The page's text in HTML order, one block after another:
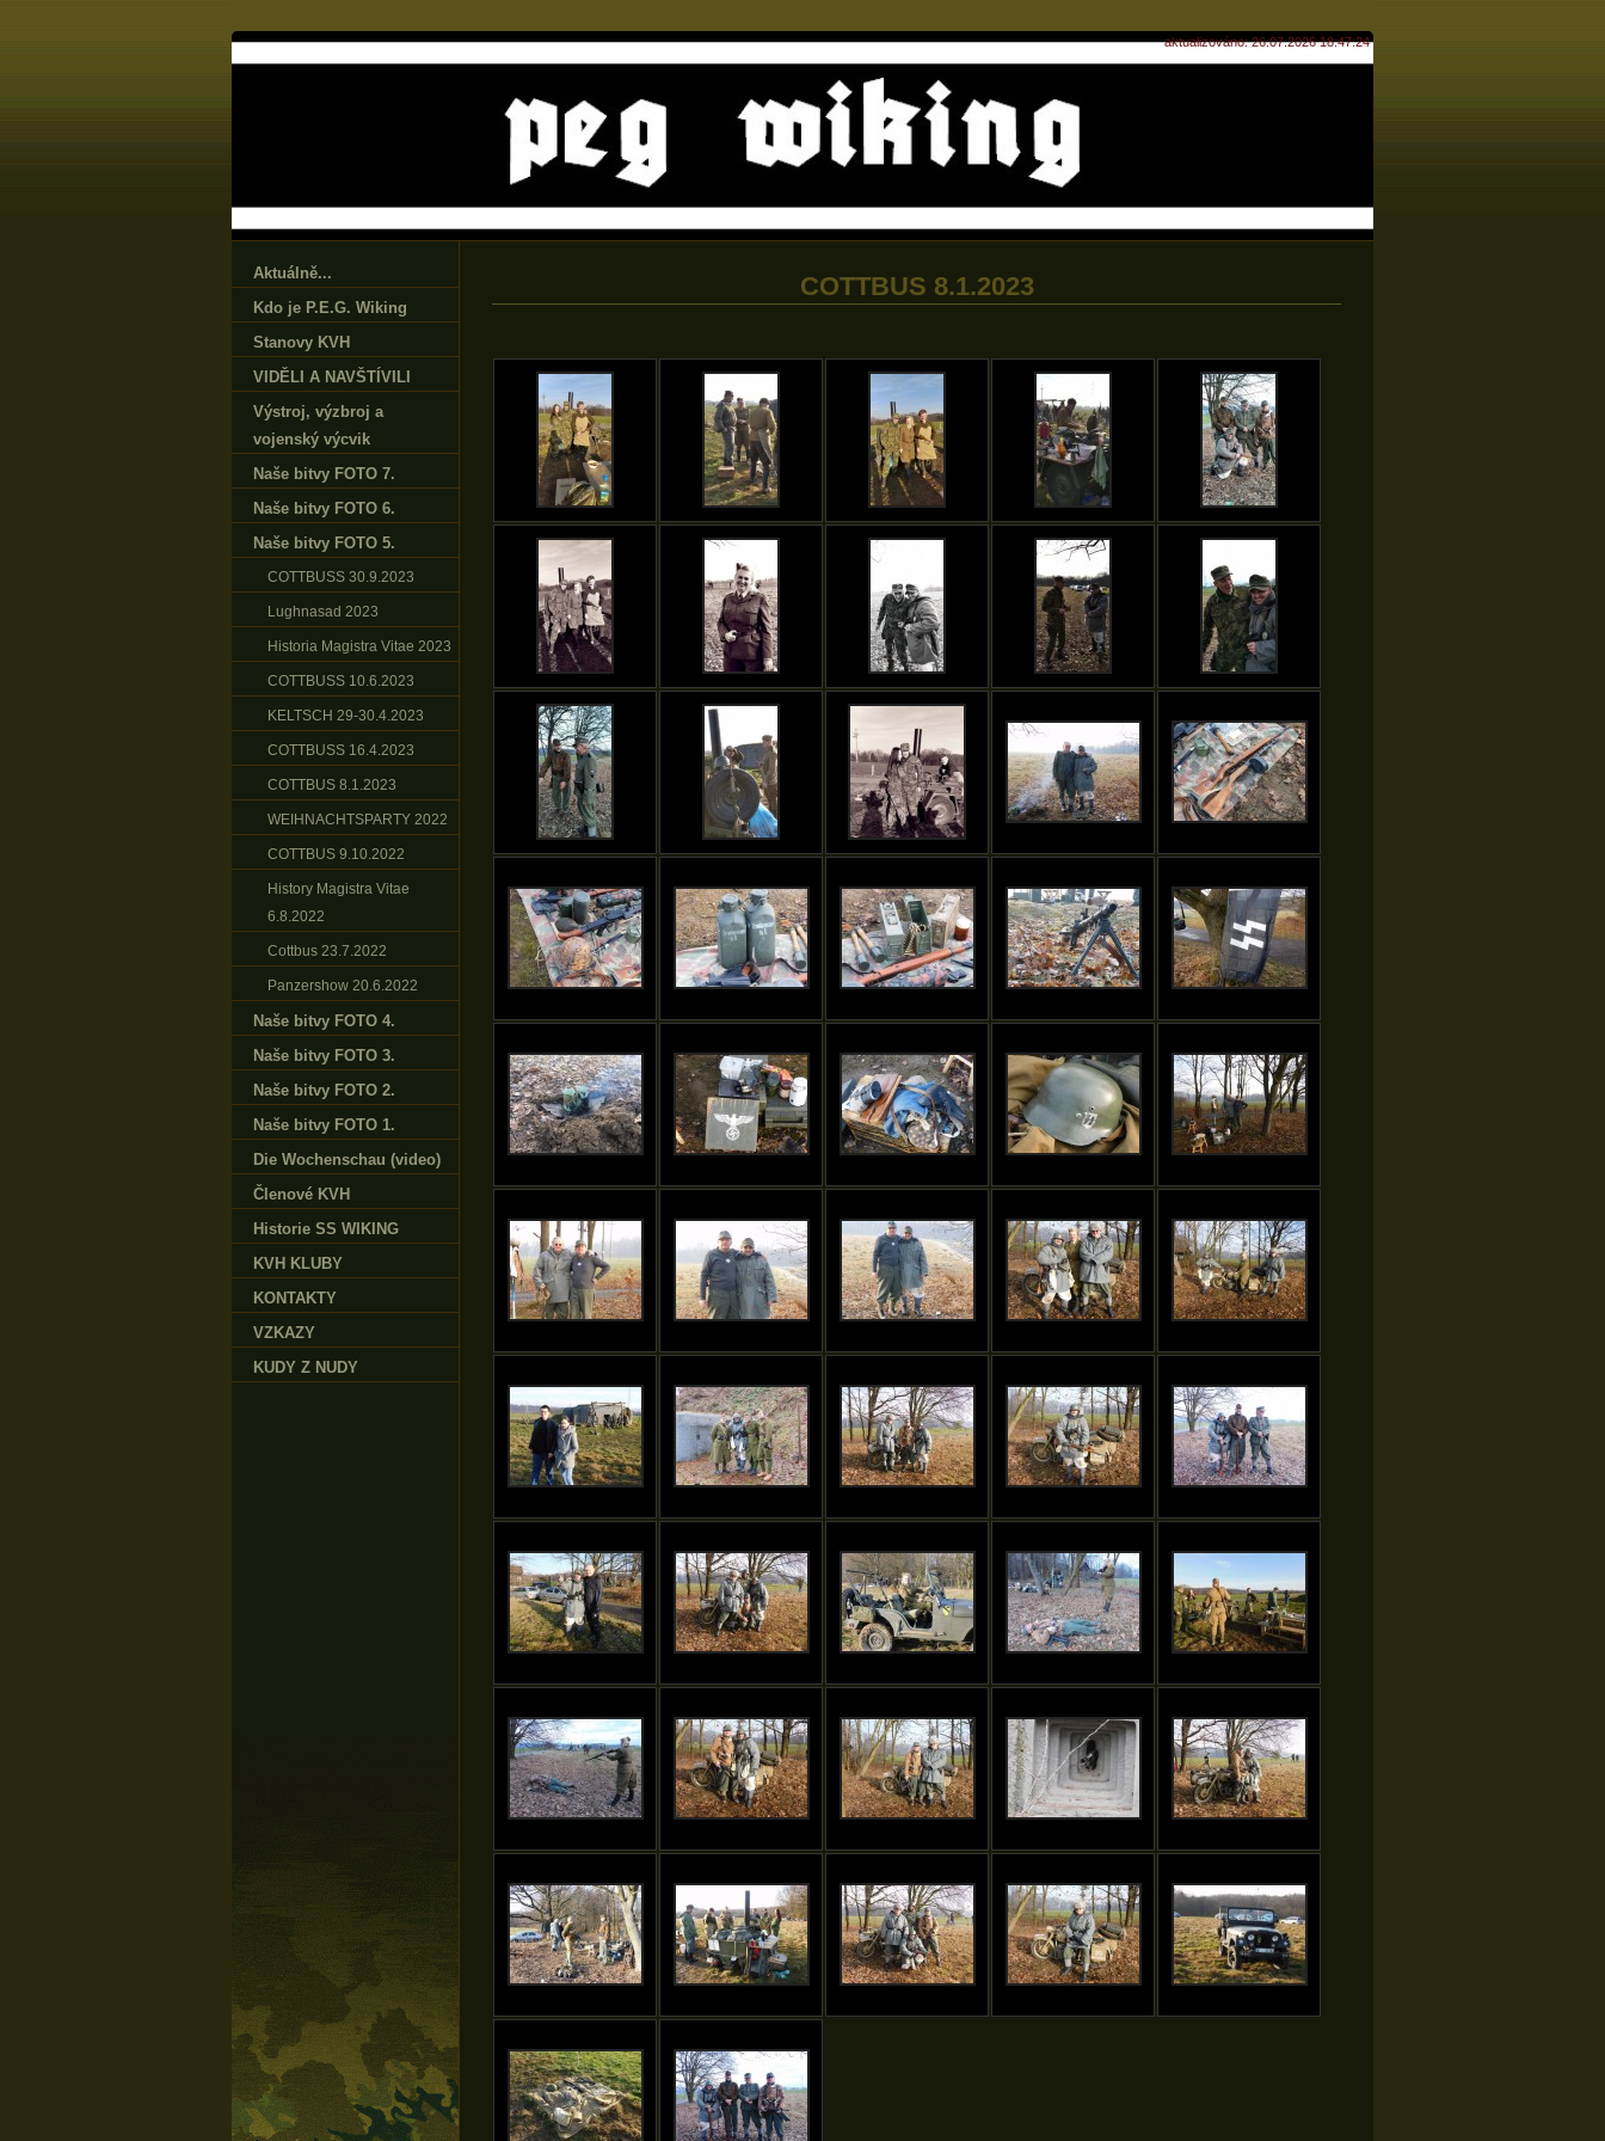
aktualizováno: 26.07.2026 18:47:24
COTTBUS 8.1.2023
Aktuálně...
Kdo je P.E.G. Wiking
Stanovy KVH
VIDĚLI A NAVŠTÍVILI
Výstroj‚ výzbroj a
vojenský výcvik
Naše bitvy FOTO 7.
Naše bitvy FOTO 6.
Naše bitvy FOTO 5.
COTTBUSS 30.9.2023
Lughnasad 2023
Historia Magistra Vitae 2023
COTTBUSS 10.6.2023
KELTSCH 29-30.4.2023
COTTBUSS 16.4.2023
COTTBUS 8.1.2023
WEIHNACHTSPARTY 2022
COTTBUS 9.10.2022
History Magistra Vitae
6.8.2022
Cottbus 23.7.2022
Panzershow 20.6.2022
Naše bitvy FOTO 4.
Naše bitvy FOTO 3.
Naše bitvy FOTO 2.
Naše bitvy FOTO 1.
Die Wochenschau (video)
Členové KVH
Historie SS WIKING
KVH KLUBY
KONTAKTY
VZKAZY
KUDY Z NUDY